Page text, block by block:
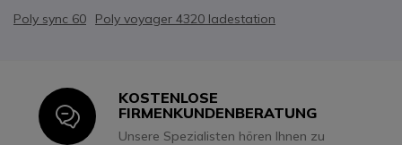
Poly sync 60
Poly voyager 4320 ladestation
Icon
KOSTENLOSE
FIRMENKUNDENBERATUNG
Unsere Spezialisten hören Ihnen zu